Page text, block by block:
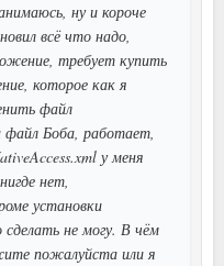
ну и короче
всё что надо,
требует купить
которое как я
файл
файл Боба, работает,
у меня
нет,
установки
не могу. В чём
пожалуйста или я